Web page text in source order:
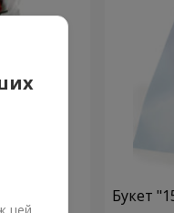
Букет
цей